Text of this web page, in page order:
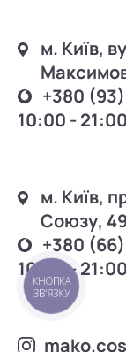
м. Київ,
+380
10:00 -
м. Київ,
Союзу, 49
+380
10:00 -
КНОПКА
ЗВ'ЯЗКУ